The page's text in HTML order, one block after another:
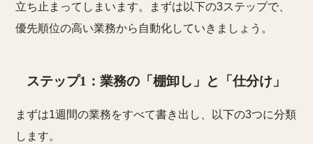
立ち止まってしまいます。まずは以下の3ステップで、
優先順位の高い業務から自動化していきましょう。
ステップ1：業務の「棚卸し」と「仕分け」
まずは1週間の業務をすべて書き出し、以下の3つに分類
します。